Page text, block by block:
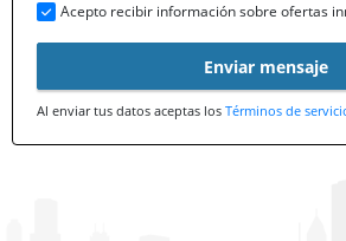
Acepto recibir información sobre ofertas
Enviar mensaje
Al enviar tus datos aceptas los Términos de